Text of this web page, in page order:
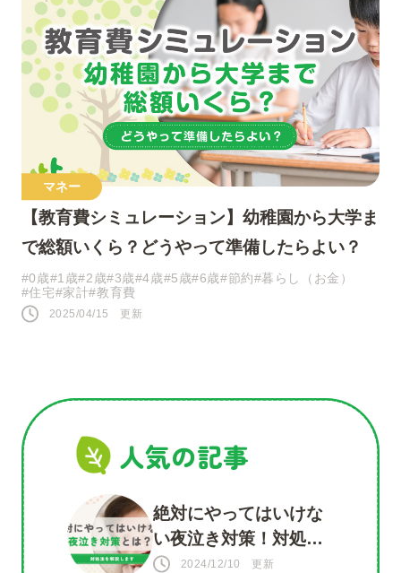
#パパ #夜泣き
SNS
このページをシェアする
ツイート
シェア
LINE
マネー
【教育費シミュレーション】幼稚園から大学ま
で総額いくら？どうやって準備したらよい？
#0歳#1歳#2歳#3歳#4歳#5歳#6歳#節約#暮らし（お金）
#住宅#家計#教育費
2025/04/15 更新
人気の記事
絶対にやってはいけな
い夜泣き対策！対処法
を知って赤ちゃんもマ
2024/12/10 更新